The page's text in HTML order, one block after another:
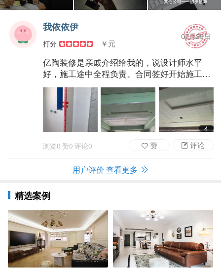
我依依伊
打分 ￥元
07月29日
亿陶装修是亲戚介绍给我的，说设计师水平
好，施工途中全程负责。合同签好开始施工，
现场负责的吴队认真负责，设计师方老师基本
全程都参与，亲自跑工地，所有需要交接的地
方必沟通完善。施工途中无额外收费，完全可
以不用自己费心费力的去盯工地，体验感非常
好！
4
浏览0 赞0 评论0 评论
赞
用户评价 查看更多
精选案例